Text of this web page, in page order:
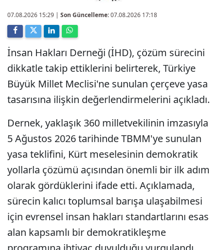
07.08.2026 15:29 | Son Güncelleme:07.08.2026 17:18
İnsan Hakları Derneği (İHD), çözüm sürecini
dikkatle takip ettiklerini belirterek, Türkiye
Büyük Millet Meclisi'ne sunulan çerçeve yasa
tasarısına ilişkin değerlendirmelerini açıkladı.
Dernek, yaklaşık 360 milletvekilinin imzasıyla
5 Ağustos 2026 tarihinde TBMM'ye sunulan
yasa teklifini, Kürt meselesinin demokratik
yollarla çözümü açısından önemli bir ilk adım
olarak gördüklerini ifade etti. Açıklamada,
sürecin kalıcı toplumsal barışa ulaşabilmesi
için evrensel insan hakları standartlarını esas
alan kapsamlı bir demokratikleşme